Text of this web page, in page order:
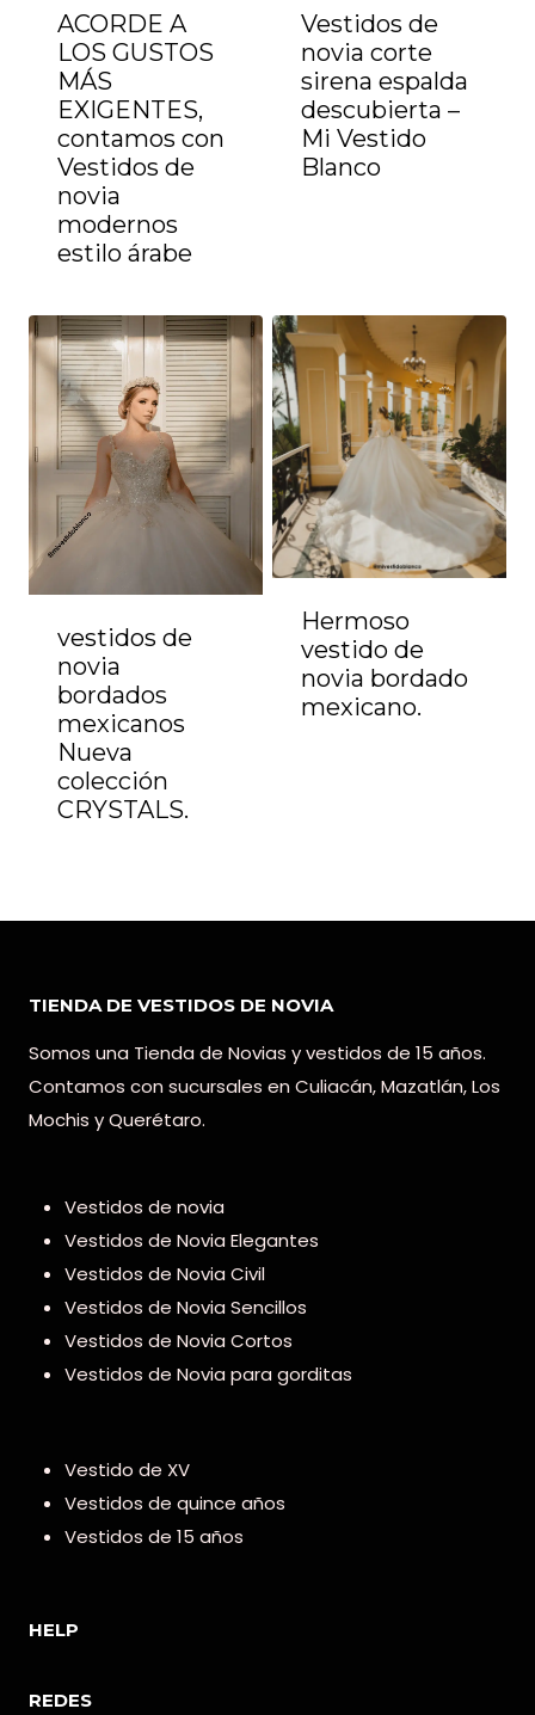
ACORDE A
LOS GUSTOS
MÁS
EXIGENTES,
contamos con
Vestidos de
novia
modernos
estilo árabe
Vestidos de
novia corte
sirena espalda
descubierta –
Mi Vestido
Blanco
vestidos de
novia
bordados
mexicanos
Nueva
colección
CRYSTALS.
Hermoso
vestido de
novia bordado
mexicano.
TIENDA DE VESTIDOS DE NOVIA
Somos una Tienda de Novias y vestidos de 15 años.
Contamos con sucursales en Culiacán, Mazatlán, Los
Mochis y Querétaro.
Vestidos de novia
Vestidos de Novia Elegantes
Vestidos de Novia Civil
Vestidos de Novia Sencillos
Vestidos de Novia Cortos
Vestidos de Novia para gorditas
Vestido de XV
Vestidos de quince años
Vestidos de 15 años
HELP
REDES